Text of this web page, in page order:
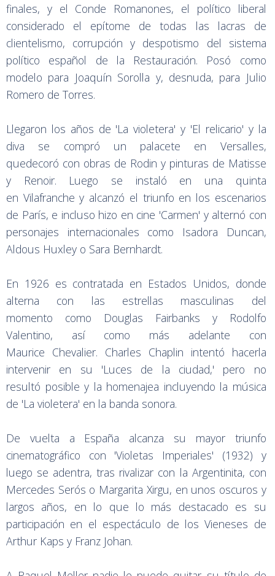
finales, y el Conde Romanones, el político liberal
considerado el epítome de todas las lacras de
clientelismo, corrupción y despotismo del sistema
político español de la Restauración. Posó como
modelo para Joaquín Sorolla y, desnuda, para Julio
Romero de Torres.
Llegaron los años de 'La violetera' y 'El relicario' y la
diva se compró un palacete en Versalles,
quedecoró con obras de Rodin y pinturas de Matisse
y Renoir. Luego se instaló en una quinta
en Vilafranche y alcanzó el triunfo en los escenarios
de París, e incluso hizo en cine 'Carmen' y alternó con
personajes internacionales como Isadora Duncan,
Aldous Huxley o Sara Bernhardt.
En 1926 es contratada en Estados Unidos, donde
alterna con las estrellas masculinas del
momento como Douglas Fairbanks y Rodolfo
Valentino, así como más adelante con
Maurice Chevalier. Charles Chaplin intentó hacerla
intervenir en su 'Luces de la ciudad,' pero no
resultó posible y la homenajea incluyendo la música
de 'La violetera' en la banda sonora.
De vuelta a España alcanza su mayor triunfo
cinematográfico con 'Violetas Imperiales' (1932) y
luego se adentra, tras rivalizar con la Argentinita, con
Mercedes Serós o Margarita Xirgu, en unos oscuros y
largos años, en lo que lo más destacado es su
participación en el espectáculo de los Vieneses de
Arthur Kaps y Franz Johan.